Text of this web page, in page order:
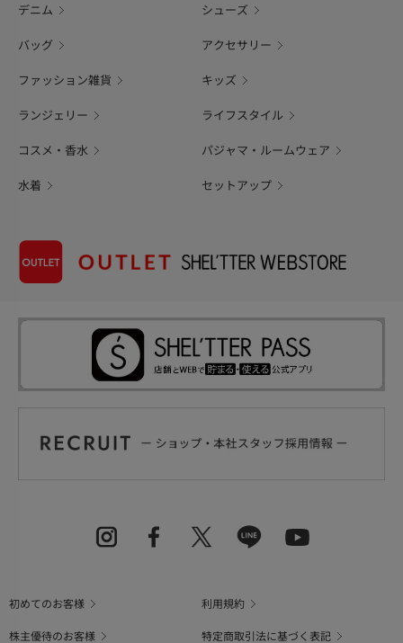
デニム シューズ
バッグ アクセサリー
ファッション雑貨 キッズ
ランジェリー ライフスタイル
コスメ・香水 パジャマ・ルームウェア
水着 セットアップ
初めてのお客様
利用規約
株主優待のお客様
特定商取引法に基づく表記